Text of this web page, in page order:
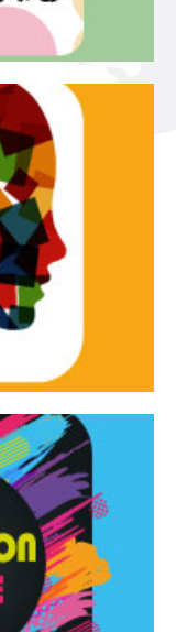
di teatro
– I Edizione